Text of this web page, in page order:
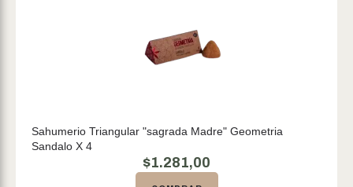
Sahumerio Triangular "sagrada Madre" Geometria
Sandalo X 4
$1.281,00